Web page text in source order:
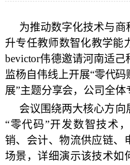
为推动数字化技术与商
升专任教师数智化教学能
bevictor伟德邀请河南适
监杨自伟线上开展“零代
展”主题分享会，公司全体
会议围绕两大核心方向
“零代码”开发数智技术
销、会计、物流供应链、
场景，详细演示该技术如